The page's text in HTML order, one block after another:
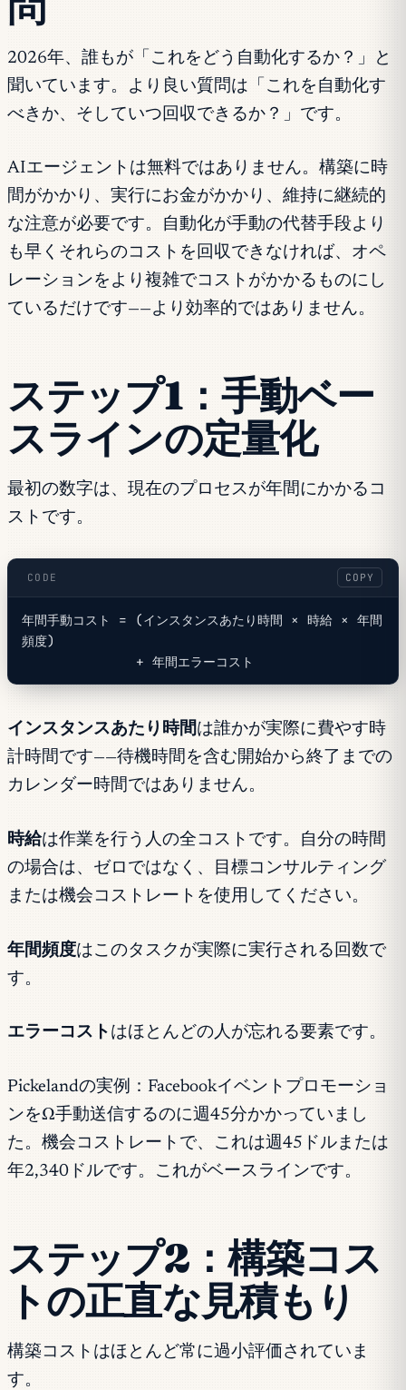
2026年、誰もが「これをどう自動化するか？」と
聞いています。より良い質問は「これを自動化す
べきか、そしていつ回収できるか？」です。
AIエージェントは無料ではありません。構築に時
間がかかり、実行にお金がかかり、維持に継続的
な注意が必要です。自動化が手動の代替手段より
も早くそれらのコストを回収できなければ、オペ
レーションをより複雑でコストがかかるものにし
ているだけです——より効率的ではありません。
ステップ1：手動ベー
スラインの定量化
最初の数字は、現在のプロセスが年間にかかるコ
ストです。
CODE COPY
年間手動コスト = (インスタンスあたり時間 × 時給 × 年間
頻度)
              + 年間エラーコスト
インスタンスあたり時間は誰かが実際に費やす時
計時間です——待機時間を含む開始から終了までの
カレンダー時間ではありません。
時給は作業を行う人の全コストです。自分の時間
の場合は、ゼロではなく、目標コンサルティング
または機会コストレートを使用してください。
年間頻度はこのタスクが実際に実行される回数で
す。
エラーコスト はほとんどの人が忘れる要素です。
Pickelandの実例：Facebookイベントプロモーショ
ンをΩ手動送信するのに週45分かかっていまし
た。機会コストレートで、これは週45ドルまたは
年2,340ドルです。これがベースラインです。
ステップ2：構築コス
トの正直な見積もり
構築コストはほとんど常に過小評価されていま
す。